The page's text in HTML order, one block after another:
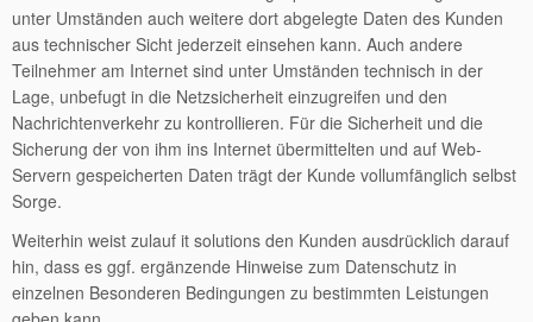
unter Umständen auch weitere dort abgelegte Daten des Kunden
aus technischer Sicht jederzeit einsehen kann. Auch andere
Teilnehmer am Internet sind unter Umständen technisch in der
Lage, unbefugt in die Netzsicherheit einzugreifen und den
Nachrichtenverkehr zu kontrollieren. Für die Sicherheit und die
Sicherung der von ihm ins Internet übermittelten und auf Web-
Servern gespeicherten Daten trägt der Kunde vollumfänglich selbst
Sorge.
Weiterhin weist zulauf it solutions den Kunden ausdrücklich darauf
hin, dass es ggf. ergänzende Hinweise zum Datenschutz in
einzelnen Besonderen Bedingungen zu bestimmten Leistungen